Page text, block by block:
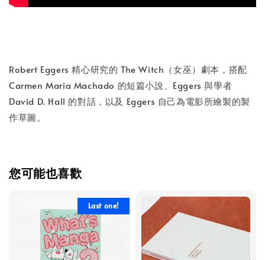
Robert Eggers 精心研究的 The Witch（女巫）劇本，搭配
Carmen Maria Machado 的短篇小說、Eggers 與學者
David D. Hall 的對話，以及 Eggers 自己為電影所繪製的製
作草圖。
您可能也喜歡
Last one!